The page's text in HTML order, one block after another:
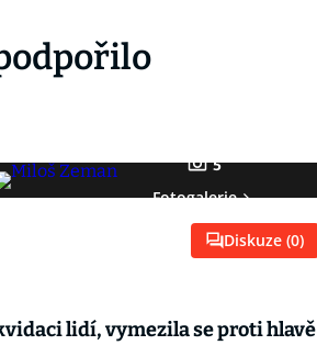
5
Fotogalerie
Diskuze (0)
lidí, vymezila se proti hlavě